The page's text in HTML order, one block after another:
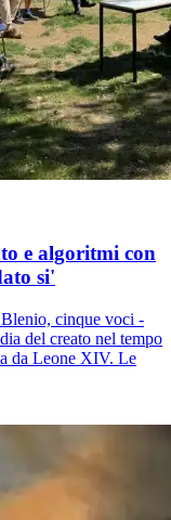
e algoritmi con
si'
cinque voci -
del creato nel tempo
da Leone XIV. Le